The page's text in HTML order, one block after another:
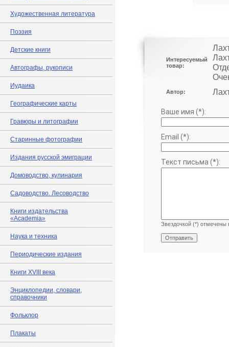
Художественная литература
Поэзия
Детские книги
Автографы, рукописи
Иудаика
Географические карты
Гравюры и литографии
Старинные фотографии
Издания русской эмиграции
Домоводство, кулинария
Садоводство. Лесоводство
Книги издательства
«Academia»
Наука и техника
Периодические издания
Книги XVIII века
Энциклопедии, словари,
справочники
Фольклор
Плакаты
Интересуемый
товар:
Автор:
Ваше имя (*):
Email (*):
Текст письма (*):
Звездочкой (*) отмечены